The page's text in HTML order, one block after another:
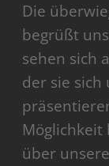
Die
begrüßt
sehen sich
der sie sich
Möglichkeit
über